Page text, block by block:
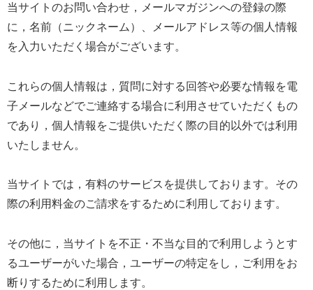
当サイトのお問い合わせ，メールマガジンへの登録の際
に，名前（ニックネーム）、メールアドレス等の個人情報
を入力いただく場合がございます。
これらの個人情報は，質問に対する回答や必要な情報を電
子メールなどでご連絡する場合に利用させていただくもの
であり，個人情報をご提供いただく際の目的以外では利用
いたしません。
当サイトでは，有料のサービスを提供しております。その
際の利用料金のご請求をするために利用しております。
その他に，当サイトを不正・不当な目的で利用しようとす
るユーザーがいた場合，ユーザーの特定をし，ご利用をお
断りするために利用します。